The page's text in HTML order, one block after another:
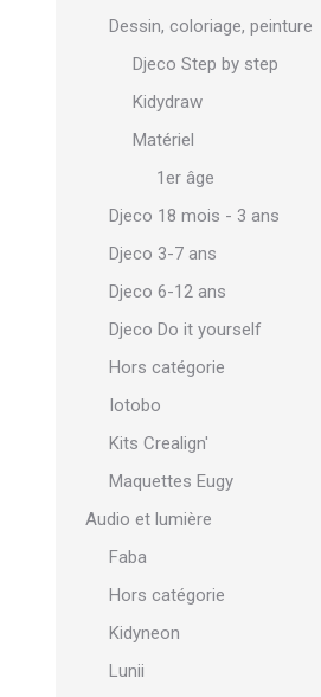
Dessin, coloriage, peinture
Djeco Step by step
Kidydraw
Matériel
1er âge
Djeco 18 mois - 3 ans
Djeco 3-7 ans
Djeco 6-12 ans
Djeco Do it yourself
Hors catégorie
Iotobo
Kits Crealign'
Maquettes Eugy
Audio et lumière
Faba
Hors catégorie
Kidyneon
Lunii